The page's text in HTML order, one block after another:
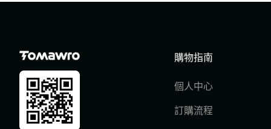
購物指南
個人中心
訂購流程